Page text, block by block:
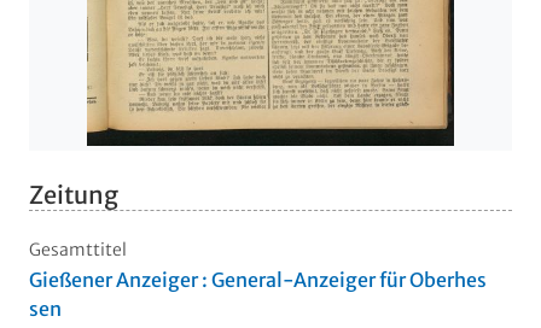
Zeitung
Gesamttitel
Gießener Anzeiger : General-Anzeiger für Oberhes
sen